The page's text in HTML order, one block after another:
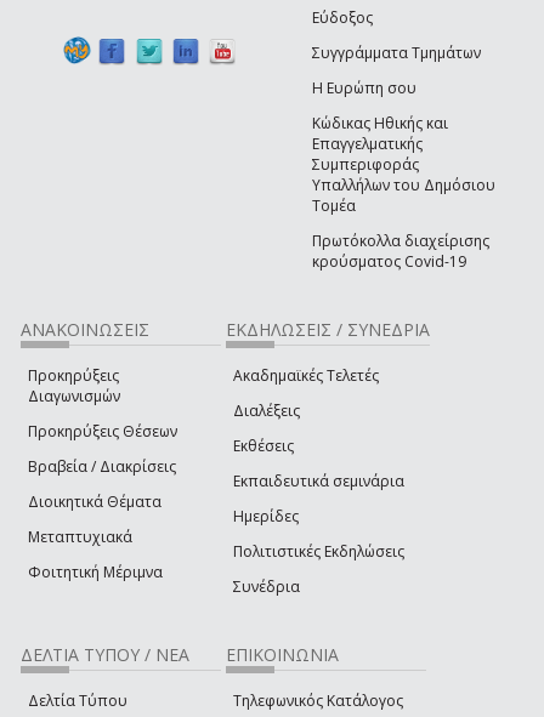
Εύδοξος
Συγγράμματα Τμημάτων
Η Ευρώπη σου
Κώδικας Ηθικής και
Επαγγελματικής
Συμπεριφοράς
Υπαλλήλων του Δημόσιου
Τομέα
Πρωτόκολλα διαχείρισης
κρούσματος Covid-19
ΑΝΑΚΟΙΝΩΣΕΙΣ
Προκηρύξεις
Διαγωνισμών
Προκηρύξεις Θέσεων
Βραβεία / Διακρίσεις
Διοικητικά Θέματα
Μεταπτυχιακά
Φοιτητική Μέριμνα
ΕΚΔΗΛΩΣΕΙΣ / ΣΥΝΕΔΡΙΑ
Ακαδημαϊκές Τελετές
Διαλέξεις
Εκθέσεις
Εκπαιδευτικά σεμινάρια
Ημερίδες
Πολιτιστικές Εκδηλώσεις
Συνέδρια
ΔΕΛΤΙΑ ΤΥΠΟΥ / ΝΕΑ
Δελτία Τύπου
ΕΠΙΚΟΙΝΩΝΙΑ
Τηλεφωνικός Κατάλογος